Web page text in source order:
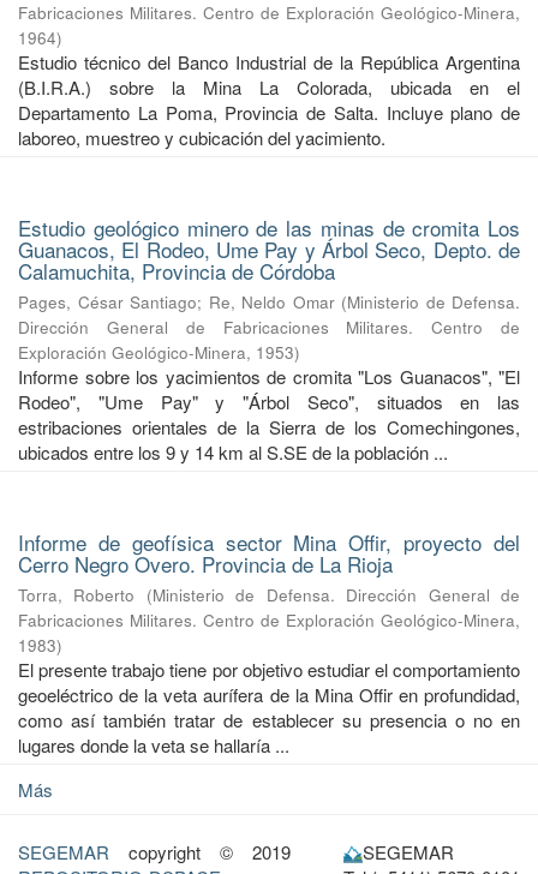
Fabricaciones Militares. Centro de Exploración Geológico-Minera,
1964)
Estudio técnico del Banco Industrial de la República Argentina
(B.I.R.A.) sobre la Mina La Colorada, ubicada en el
Departamento La Poma, Provincia de Salta. Incluye plano de
laboreo, muestreo y cubicación del yacimiento.
Estudio geológico minero de las minas de cromita Los
Guanacos, El Rodeo, Ume Pay y Árbol Seco, Depto. de
Calamuchita, Provincia de Córdoba
Pages, César Santiago; Re, Neldo Omar (Ministerio de Defensa.
Dirección General de Fabricaciones Militares. Centro de
Exploración Geológico-Minera, 1953)
Informe sobre los yacimientos de cromita "Los Guanacos", "El
Rodeo", "Ume Pay" y "Árbol Seco", situados en las
estribaciones orientales de la Sierra de los Comechingones,
ubicados entre los 9 y 14 km al S.SE de la población ...
Informe de geofísica sector Mina Offir, proyecto del
Cerro Negro Overo. Provincia de La Rioja
Torra, Roberto (Ministerio de Defensa. Dirección General de
Fabricaciones Militares. Centro de Exploración Geológico-Minera,
1983)
El presente trabajo tiene por objetivo estudiar el comportamiento
geoeléctrico de la veta aurífera de la Mina Offir en profundidad,
como así también tratar de establecer su presencia o no en
lugares donde la veta se hallaría ...
Más
SEGEMAR copyright © 2019
SEGEMAR